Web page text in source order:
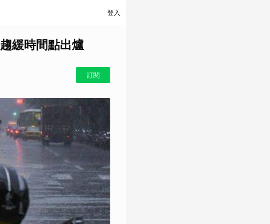
登入
緩時間點出爐
訂閱